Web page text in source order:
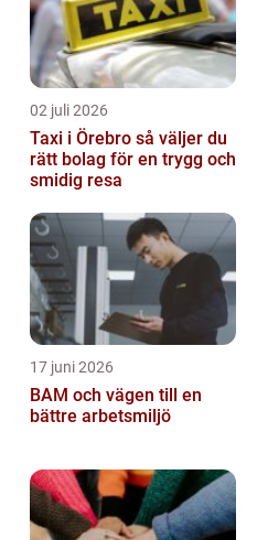
02 juli 2026
Taxi i Örebro så väljer du
rätt bolag för en trygg och
smidig resa
17 juni 2026
BAM och vägen till en
bättre arbetsmiljö